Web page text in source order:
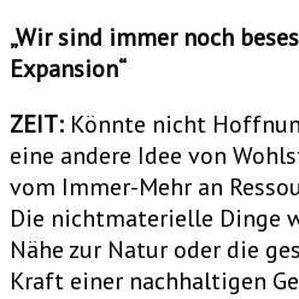
„Wir sind immer noch
Expansion“
ZEIT: Könnte nicht
eine andere Idee von
vom Immer-Mehr an
Die nichtmaterielle Dinge
Nähe zur Natur oder die
Kraft einer nachhaltigen